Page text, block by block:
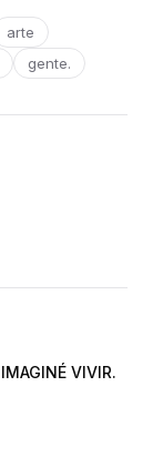
arte
gente.
NUNCA IMAGINÉ VIVIR.